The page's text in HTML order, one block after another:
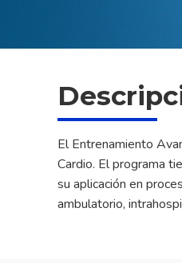
El Entrenamiento
Cardio. El programa
su aplicación en
ambulatorio,